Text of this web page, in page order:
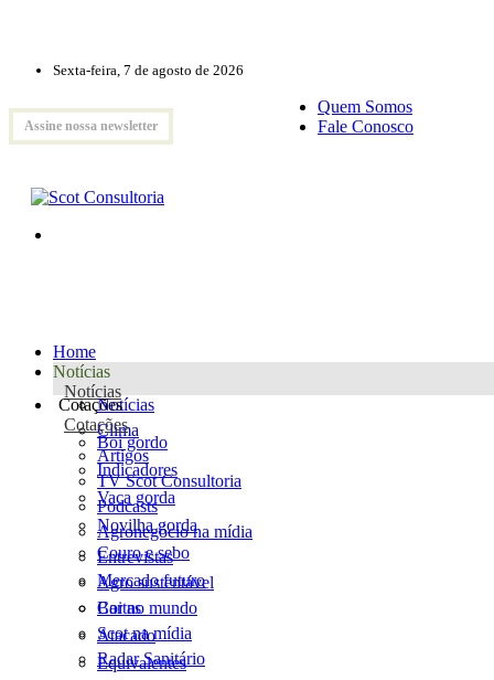
Sexta-feira, 7 de agosto de 2026
Assine nossa newsletter
Quem Somos
Fale Conosco
Home
Notícias
Notícias
Notícias
Clima
Artigos
TV Scot Consultoria
Podcasts
Agronegócio na mídia
Entrevistas
Agro sustentável
Cartas
Scot na mídia
Radar Sanitário
Cotações
Cotações
Boi gordo
Indicadores
Vaca gorda
Novilha gorda
Couro e sebo
Mercado futuro
Boi no mundo
Atacado
Equivalentes